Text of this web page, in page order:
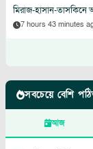
মিরাজ-হাসান-
7 hours 43 minutes
সবচেয়ে বেশি
আজ